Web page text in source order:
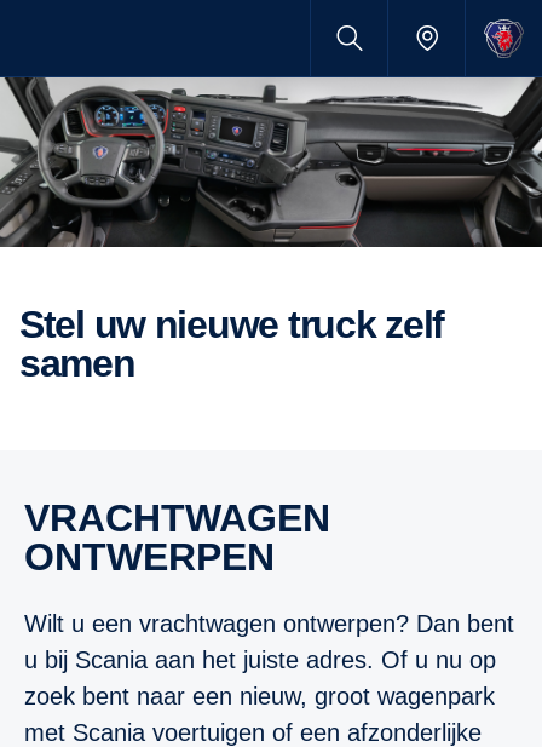
Stel uw nieuwe truck zelf
samen
VRACHTWAGEN
ONTWERPEN
Wilt u een vrachtwagen ontwerpen? Dan bent
u bij Scania aan het juiste adres. Of u nu op
zoek bent naar een nieuw, groot wagenpark
met Scania voertuigen of een afzonderlijke